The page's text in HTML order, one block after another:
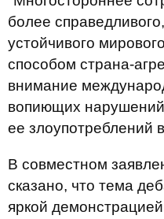
более
устойчивого
способом страна-
внимание
вопиющих
ее злоупотреблений
В совместном
сказано, что тема
яркой